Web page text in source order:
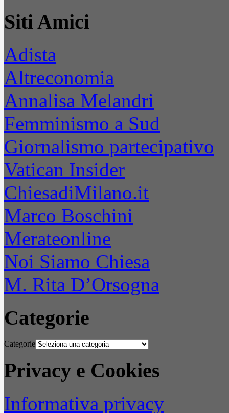
Siti Amici
Adista
Altreconomia
Annalisa Melandri
Femminismo a Sud
Giornalismo partecipativo
Vatican Insider
ChiesadiMilano.it
Marco Boschini
Merateonline
Noi Siamo Chiesa
M. Rita D’Orsogna
Categorie
Categorie
Privacy e Cookies
Informativa privacy